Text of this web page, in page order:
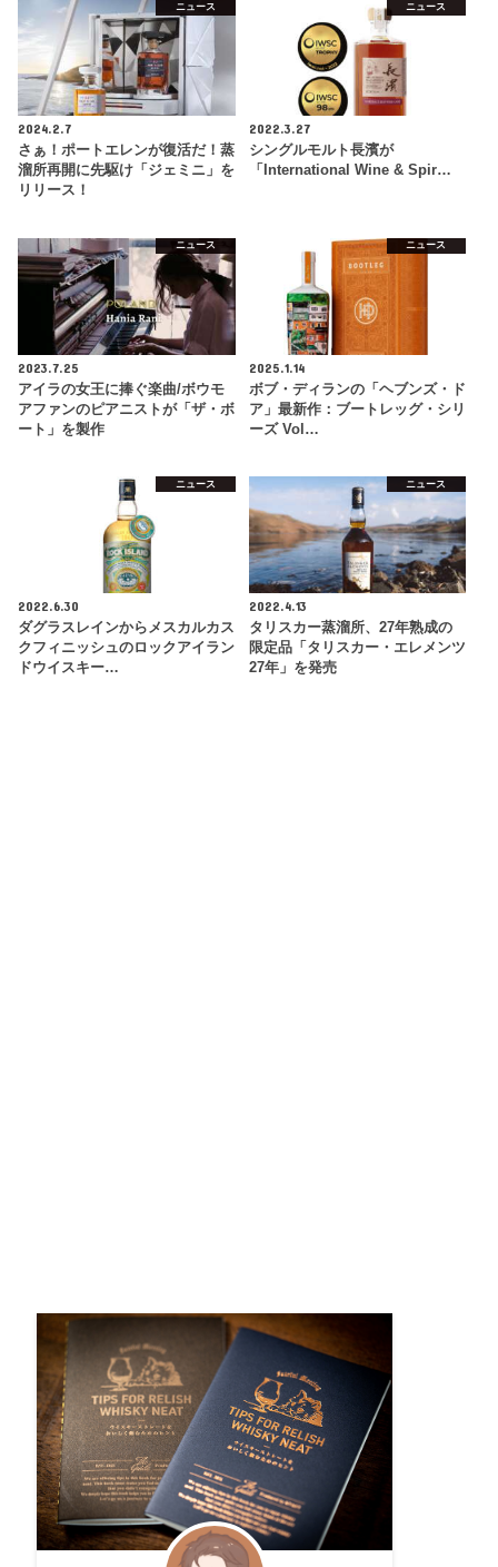
ニュース
2024.2.7
さぁ！ポートエレンが復活だ！蒸
溜所再開に先駆け「ジェミニ」を
リリース！
ニュース
2022.3.27
シングルモルト長濱が
「International Wine & Spir…
ニュース
2023.7.25
アイラの女王に捧ぐ楽曲/ボウモ
アファンのピアニストが「ザ・ボ
ート」を製作
ニュース
2025.1.14
ボブ・ディランの「ヘブンズ・ド
ア」最新作：ブートレッグ・シリ
ーズ Vol…
ニュース
2022.6.30
ダグラスレインからメスカルカス
クフィニッシュのロックアイラン
ドウイスキー…
ニュース
2022.4.13
タリスカー蒸溜所、27年熟成の
限定品「タリスカー・エレメンツ
27年」を発売